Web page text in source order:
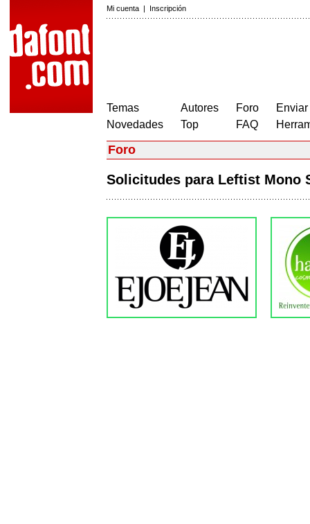
Mi cuenta | Inscripción
Temas
Novedades
Autores
Top
Foro
FAQ
Foro
Solicitudes para Leftist